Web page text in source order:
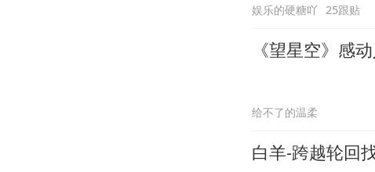
娱乐的硬糖吖 25跟贴
《望星空》感
给不了的温柔
白羊-跨越轮回